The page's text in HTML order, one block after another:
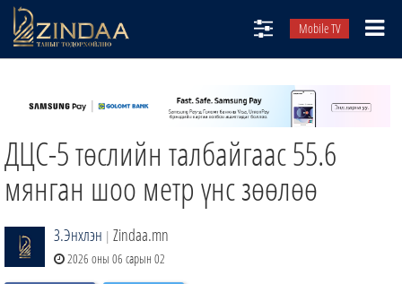
Mobile TV
ТВ8
ӨГЛӨӨНИЙ СОНИН
АУДИО ЗОХИОЛ
ДЦС-5 төслийн талбайгаас 55.6
мянган шоо метр үнс зөөлөө
З.Энхлэн | Zindaa.mn
2026 оны 06 сарын 02